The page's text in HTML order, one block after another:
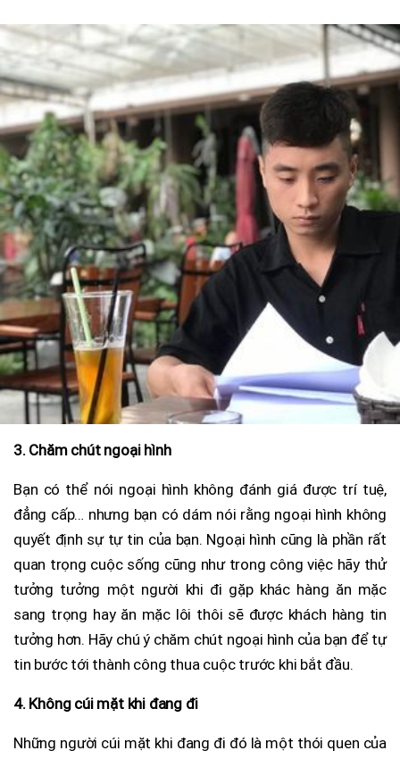
3. Chăm chút ngoại hình
Bạn có thể nói ngoại hình không đánh giá được trí tuệ,
đẳng cấp… nhưng bạn có dám nói rằng ngoại hình không
quyết định sự tự tin của bạn. Ngoại hình cũng là phần rất
quan trọng cuộc sống cũng như trong công việc hãy thử
tưởng tưởng một người khi đi gặp khác hàng ăn mặc
sang trọng hay ăn mặc lôi thôi sẽ được khách hàng tin
tưởng hơn. Hãy chú ý chăm chút ngoại hình của bạn để tự
tin bước tới thành công thua cuộc trước khi bắt đầu.
4. Không cúi mặt khi đang đi
Những người cúi mặt khi đang đi đó là một thói quen của